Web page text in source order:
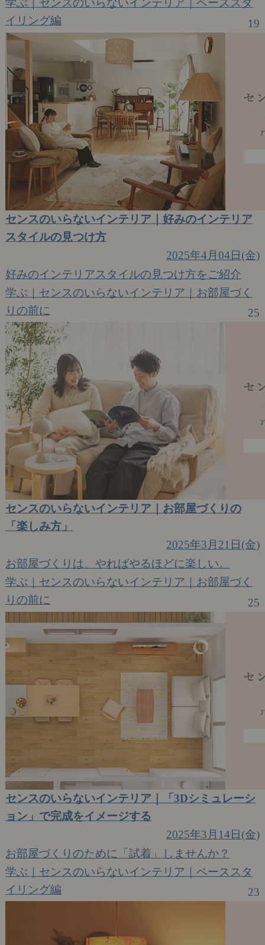
学ぶ｜センスのいらないインテリア｜ベーススタ
イリング編
19
センスのいらないインテリア｜好みのインテリア
スタイルの見つけ方
2025年4月04日(金)
好みのインテリアスタイルの見つけ方をご紹介
学ぶ｜センスのいらないインテリア｜お部屋づく
りの前に
25
センスのいらないインテリア｜お部屋づくりの
「楽しみ方」
2025年3月21日(金)
お部屋づくりは、やればやるほどに楽しい。
学ぶ｜センスのいらないインテリア｜お部屋づく
りの前に
25
センスのいらないインテリア｜「3Dシミュレーシ
ョン」で完成をイメージする
2025年3月14日(金)
お部屋づくりのために「試着」しませんか？
学ぶ｜センスのいらないインテリア｜ベーススタ
イリング編
23